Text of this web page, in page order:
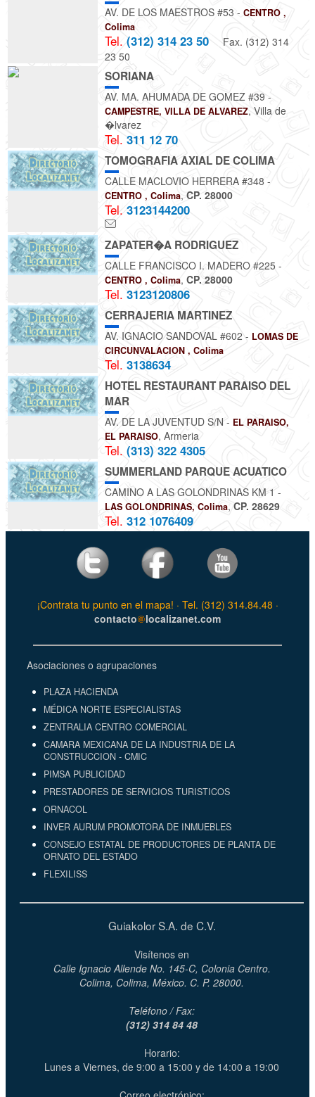
AV. DE LOS MAESTROS #53 - CENTRO ,
Colima
Tel. (312) 314 23 50 Fax. (312) 314
23 50
SORIANA
AV. MA. AHUMADA DE GOMEZ #39 -
CAMPESTRE, VILLA DE ALVAREZ, Villa de
�lvarez
Tel. 311 12 70
TOMOGRAFIA AXIAL DE COLIMA
CALLE MACLOVIO HERRERA #348 -
CENTRO , Colima, CP. 28000
Tel. 3123144200
ZAPATER�A RODRIGUEZ
CALLE FRANCISCO I. MADERO #225 -
CENTRO , Colima, CP. 28000
Tel. 3123120806
CERRAJERIA MARTINEZ
AV. IGNACIO SANDOVAL #602 - LOMAS DE
CIRCUNVALACION , Colima
Tel. 3138634
HOTEL RESTAURANT PARAISO DEL
MAR
AV. DE LA JUVENTUD S/N - EL PARAISO,
EL PARAISO, Armeria
Tel. (313) 322 4305
SUMMERLAND PARQUE ACUATICO
CAMINO A LAS GOLONDRINAS KM 1 -
LAS GOLONDRINAS, Colima, CP. 28629
Tel. 312 1076409
¡Contrata tu punto en el mapa! · Tel. (312) 314.84.48 ·
contacto
localizanet.com
Asociaciones o agrupaciones
PLAZA HACIENDA
MÉDICA NORTE ESPECIALISTAS
ZENTRALIA CENTRO COMERCIAL
CAMARA MEXICANA DE LA INDUSTRIA DE LA
CONSTRUCCION - CMIC
PIMSA PUBLICIDAD
PRESTADORES DE SERVICIOS TURISTICOS
ORNACOL
INVER AURUM PROMOTORA DE INMUEBLES
CONSEJO ESTATAL DE PRODUCTORES DE PLANTA DE
ORNATO DEL ESTADO
FLEXILISS
Guiakolor S.A. de C.V.
Visítenos en
Calle Ignacio Allende No. 145-C, Colonia Centro.
Colima, Colima, México. C. P. 28000.
Teléfono / Fax:
(312) 314 84 48
Horario:
Lunes a Viernes, de 9:00 a 15:00 y de 14:00 a 19:00